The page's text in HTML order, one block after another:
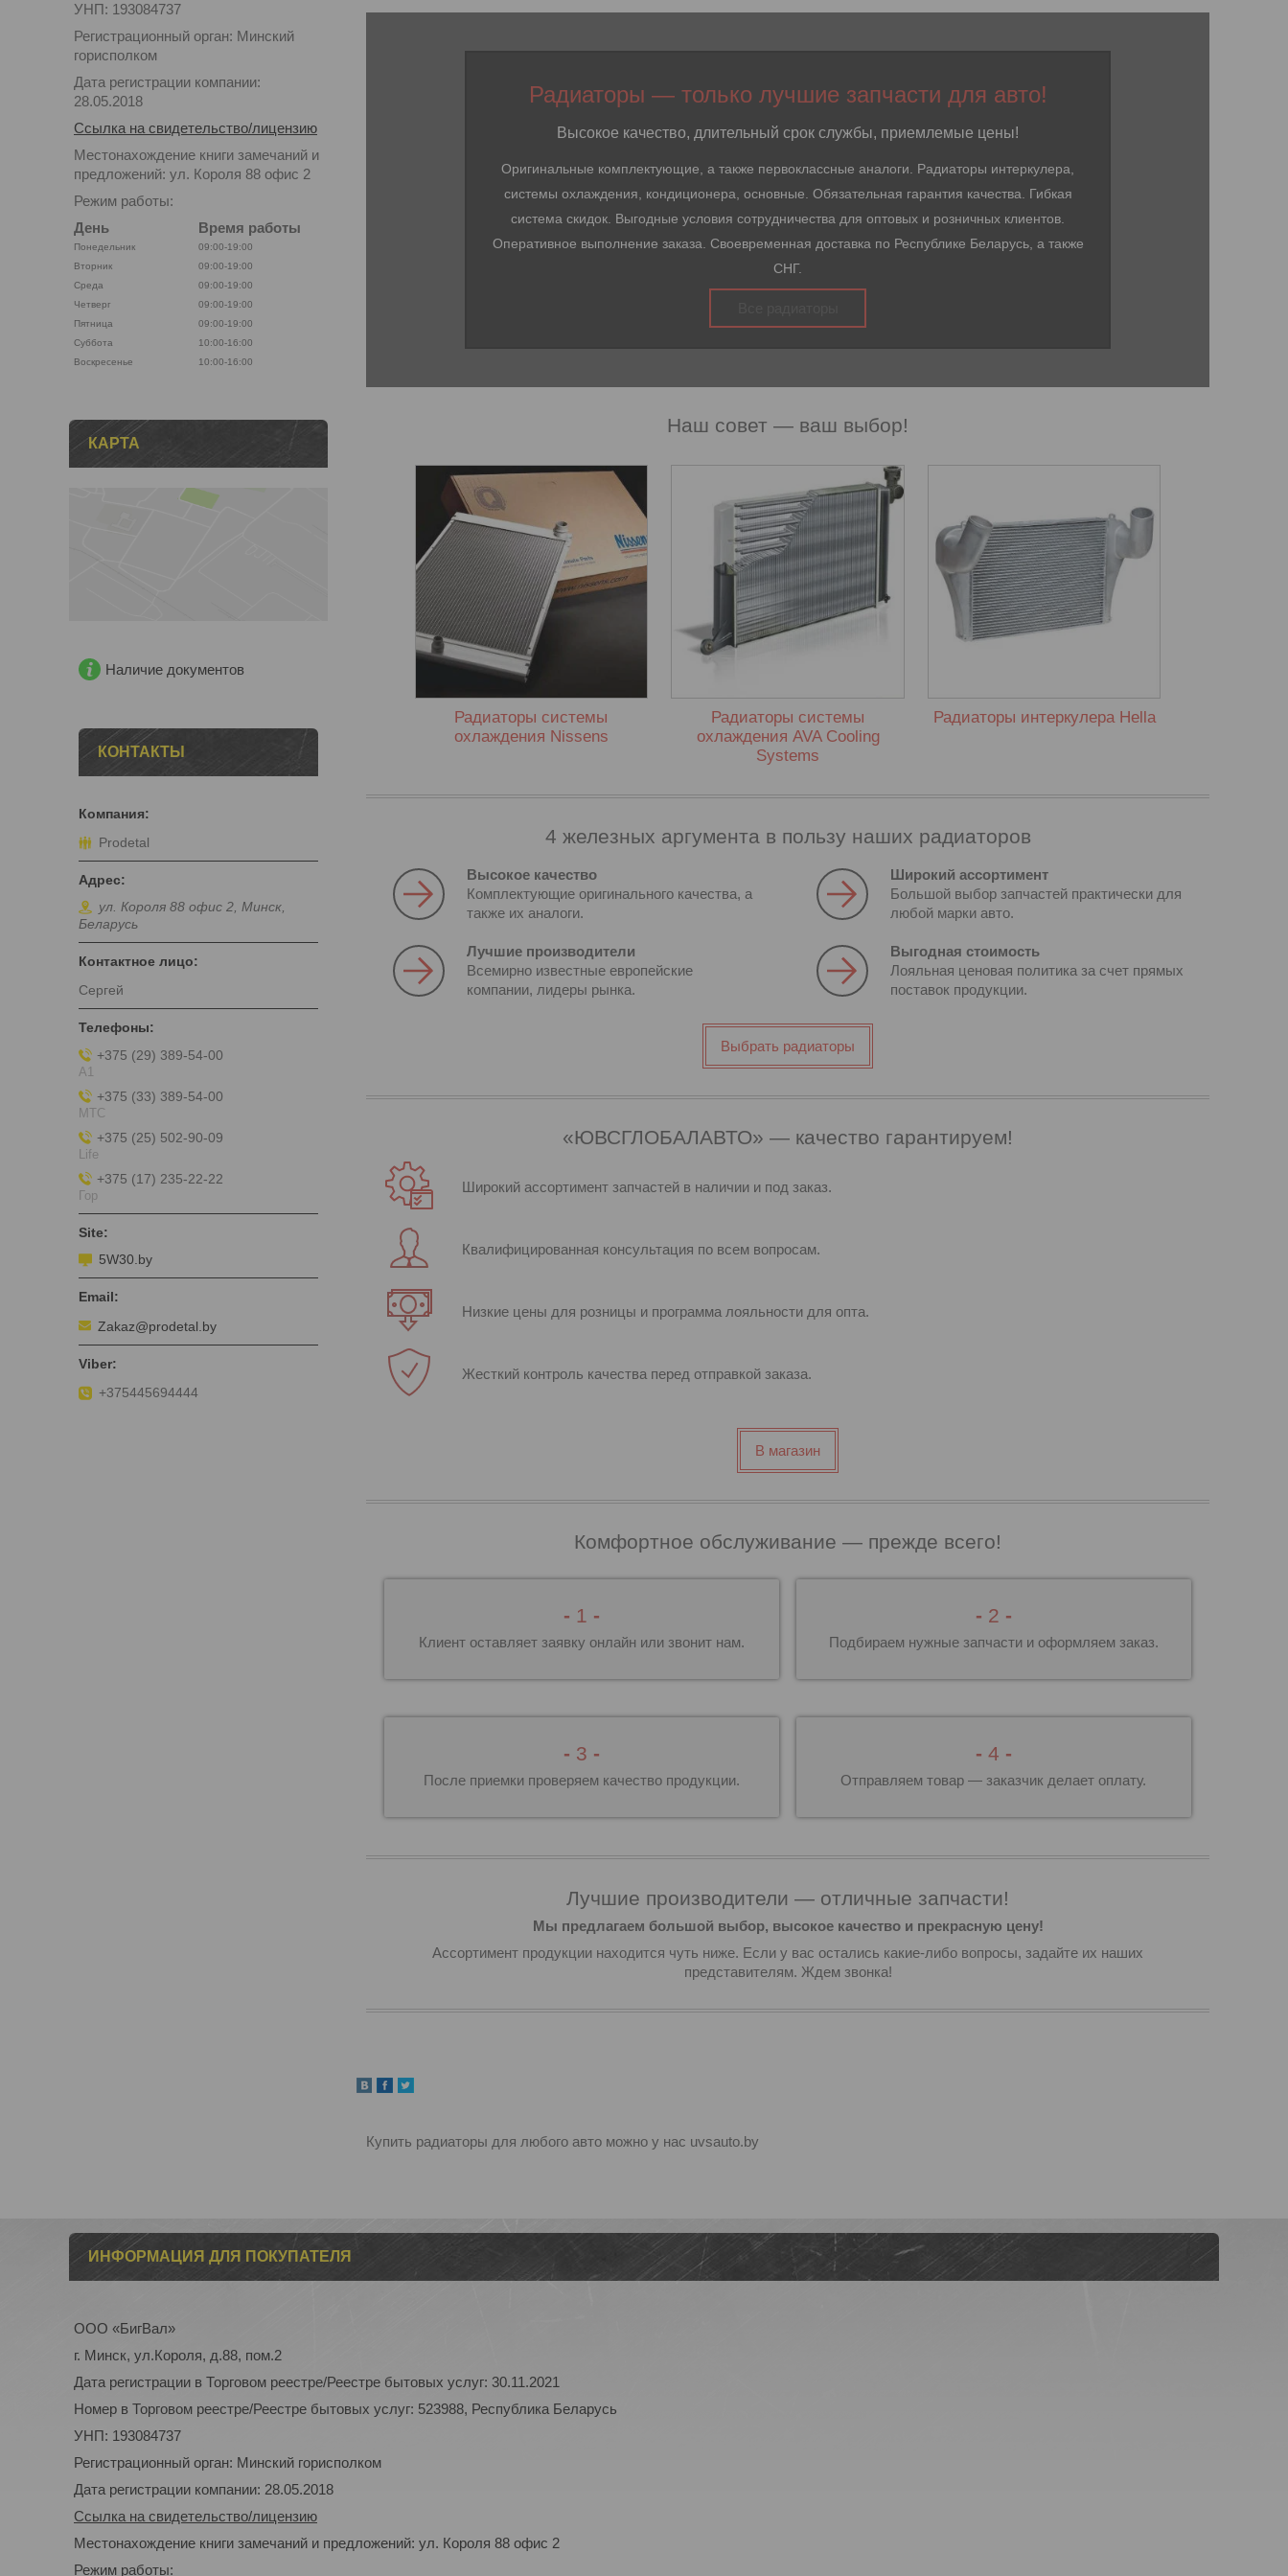
Радиаторы — только лучшие запчасти для авто!
Высокое качество, длительный срок службы, приемлемые цены!
Оригинальные комплектующие, а также первоклассные аналоги. Радиаторы интеркулера,
системы охлаждения, кондиционера, основные. Обязательная гарантия качества. Гибкая
система скидок. Выгодные условия сотрудничества для оптовых и розничных клиентов.
Оперативное выполнение заказа. Своевременная доставка по Республике Беларусь, а также
СНГ.
Наш совет — ваш выбор!
Радиаторы системы
охлаждения Nissens
Оборудование с
превосходными
эксплуатационными
характеристиками, которое
подходит практически к
любой иномарке.
Радиаторы системы
охлаждения AVA Cooling
Systems
Качество от немецкого
производителя, которое
оценили автолюбители по
всему миру. Это надежность,
проверенная временем.
Радиаторы интеркулера Hella
4 железных аргумента в пользу наших радиаторов
Высокое качество
Комплектующие оригинального качества, а
также их аналоги.
Лучшие производители
Всемирно известные европейские
компании, лидеры рынка.
Широкий ассортимент
Большой выбор запчастей практически для
любой марки авто.
Выгодная стоимость
Лояльная ценовая политика за счет прямых
поставок продукции.
Выбрать радиаторы
«ЮВСГЛОБАЛАВТО» — качество гарантируем!
Широкий ассортимент запчастей в наличии и под заказ.
Квалифицированная консультация по всем вопросам.
Низкие цены для розницы и программа лояльности для опта.
Жесткий контроль качества перед отправкой заказа.
В магазин
Комфортное обслуживание — прежде всего!
- 1 -
Клиент оставляет заявку онлайн или звонит нам.
- 2 -
Подбираем нужные запчасти и оформляем заказ.
- 3 -
После приемки проверяем качество продукции.
- 4 -
Отправляем товар — заказчик делает оплату.
Лучшие производители — отличные запчасти!
Мы предлагаем большой выбор, высокое качество и прекрасную цену!
Ассортимент продукции находится чуть ниже. Если у вас остались какие-либо вопросы, задайте их наших
представителям. Ждем звонка!
Купить радиаторы для любого авто можно у нас uvsauto.by
УНП: 193084737
Регистрационный орган: Минский
горисполком
Дата регистрации компании:
28.05.2018
Ссылка на свидетельство/лицензию
Местонахождение книги замечаний и
предложений: ул. Короля 88 офис 2
Режим работы:
День
Время работы
Понедельник
09:00-19:00
Вторник
09:00-19:00
Среда
09:00-19:00
Четверг
09:00-19:00
Пятница
09:00-19:00
Суббота
10:00-16:00
Воскресенье
10:00-16:00
КАРТА
Наличие документов
КОНТАКТЫ
Prodetal
ул. Короля 88 офис 2, Минск,
Беларусь
Сергей
+375 (29) 389-54-00
А1
+375 (33) 389-54-00
МТС
+375 (25) 502-90-09
Life
+375 (17) 235-22-22
Гор
5W30.by
Zakaz@prodetal.by
+375445694444
ИНФОРМАЦИЯ ДЛЯ ПОКУПАТЕЛЯ
ООО «БигВал»
г. Минск, ул.Короля, д.88, пом.2
Дата регистрации в Торговом реестре/Реестре бытовых услуг: 30.11.2021
Номер в Торговом реестре/Реестре бытовых услуг: 523988, Республика Беларусь
УНП: 193084737
Регистрационный орган: Минский горисполком
Дата регистрации компании: 28.05.2018
Ссылка на свидетельство/лицензию
Местонахождение книги замечаний и предложений: ул. Короля 88 офис 2
Режим работы: